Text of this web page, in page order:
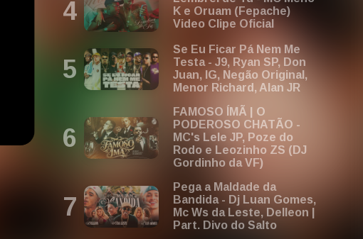
K e Oruam (Fepache)
Video Clipe Oficial
Se Eu Ficar Pá Nem Me
Testa - J9, Ryan SP, Don
Juan, IG, Negão Original,
Menor Richard, Alan JR
FAMOSO ÍMÃ | O
PODEROSO CHATÃO -
MC's Lele JP, Poze do
Rodo e Leozinho ZS (DJ
Gordinho da VF)
Pega a Maldade da
Bandida - Dj Luan Gomes,
Mc Ws da Leste, Delleon |
Part. Divo do Salto